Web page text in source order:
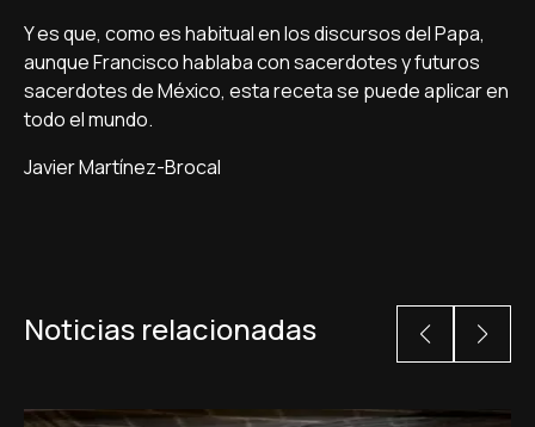
Y es que, como es habitual en los discursos del Papa,
aunque Francisco hablaba con sacerdotes y futuros
sacerdotes de México, esta receta se puede aplicar en
todo el mundo.
Javier Martínez-Brocal
Noticias relacionadas